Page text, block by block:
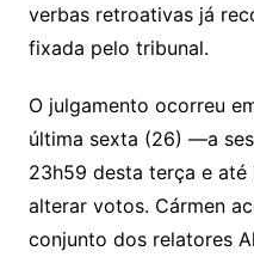
verbas retroativas já
fixada pelo tribunal.
O julgamento ocorreu
última sexta (26) —a
23h59 desta terça e
alterar votos. Cármen
conjunto dos relatores